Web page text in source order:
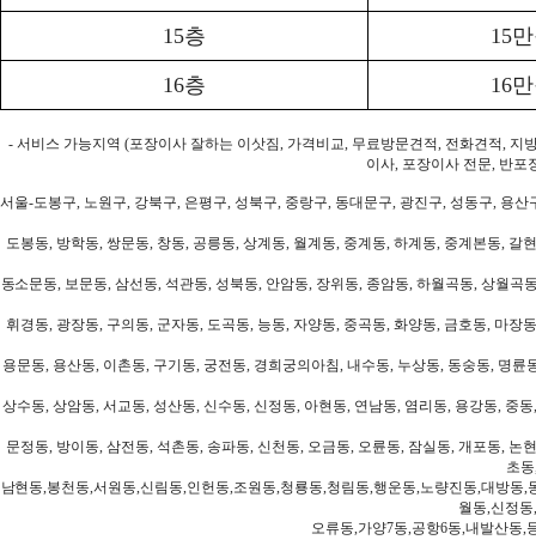
15층 15
16층 16
- 서비스 가능지역 (포장이사 잘하는 이삿짐, 가격비교, 무료방문견적, 전화견적,
이사, 포장이사 전문, 반포
서울-도봉구, 노원구, 강북구, 은평구, 성북구, 중랑구, 동대문구, 광진구, 성동구, 용
도봉동, 방학동, 쌍문동, 창동, 공릉동, 상계동, 월계동, 중계동, 하계동, 중계본동,
동소문동, 보문동, 삼선동, 석관동, 성북동, 안암동, 장위동, 종암동, 하월곡동, 상월
휘경동, 광장동, 구의동, 군자동, 도곡동, 능동, 자양동, 중곡동, 화양동, 금호동, 마
용문동, 용산동, 이촌동, 구기동, 궁전동, 경희궁의아침, 내수동, 누상동, 동숭동, 명
상수동, 상암동, 서교동, 성산동, 신수동, 신정동, 아현동, 연남동, 염리동, 용강동, 중
문정동, 방이동, 삼전동, 석촌동, 송파동, 신천동, 오금동, 오륜동, 잠실동, 개포동,
초
남현동,봉천동,서원동,신림동,인헌동,조원동,청룡동,청림동,행운동,노량진동,대방
월동,신정
오류동,가양7동,공항6동,내발산동,